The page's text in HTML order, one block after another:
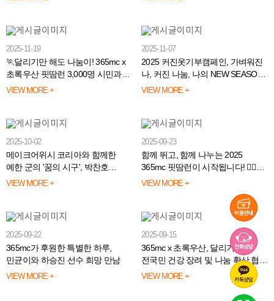
2025-11-19
🏃달리기만 해도 나눔이! 365mc x
초록우산 핏땀런 3,000명 시민과
함께 성료
VIEW MORE +
2025-11-07
2025 커진옷기부캠페인, 가벼워진
나, 커진 나눔, 나의 NEW SEASON
시작합니다.
VIEW MORE +
2025-10-02
메이크어위시 코리아와 함께한
예한 군의 '꿈의 시구', 박찬호
선수와의 특별한 시간
VIEW MORE +
2025-09-23
함께 뛰고, 함께 나누는 2025
365mc 핏땀런이 시작됩니다! 🏃‍♂️🏃
🏃‍♂️🏃
VIEW MORE +
2025-09-22
365mc가 후원한 특별한 하루,
민균이와 하승진 선수 희망 만남
VIEW MORE +
2025-09-15
365mc x 초록우산, 달리기 통한
전국민 건강 장려 및 나눔 확산 협약
체결
VIEW MORE +